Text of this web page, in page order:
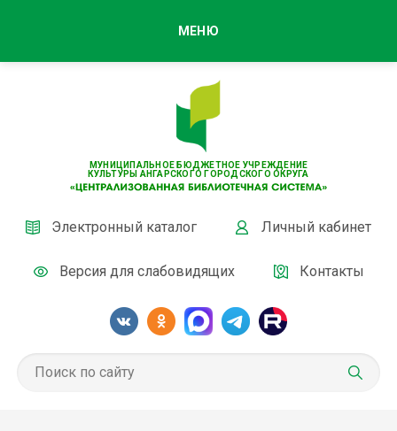
МУНИЦИПАЛЬНОЕ БЮДЖЕТНОЕ УЧРЕЖДЕНИЕ
КУЛЬТУРЫ АНГАРСКОГО ГОРОДСКОГО ОКРУГА
Электронный каталог Личный кабинет
Версия для слабовидящих Контакты
МЕНЮ